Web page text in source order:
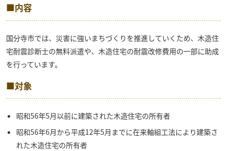
■内容
国分寺市では、災害に強いまちづくりを推進していくため、木造住
宅耐震診断士の無料派遣や、木造住宅の耐震改修費用の一部に助成
を行っています。
■対象
昭和56年5月以前に建築された木造住宅の所有者
昭和56年6月から平成12年5月までに在来軸組工法により建築さ
れた木造住宅の所有者